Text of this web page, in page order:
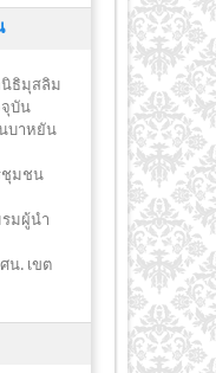
นิธิมุสลิม
จุบัน
บาหยัน
ชุมชน
รมผู้นำ
น. เขต